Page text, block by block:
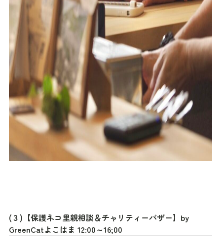
(３)【保護ネコ里親相談＆チャリティーバザー】by
GreenCatよこはま 12:00～16;00